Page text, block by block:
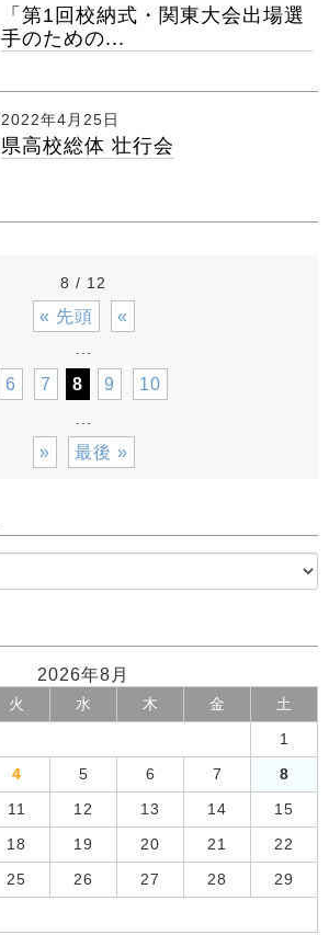
「第1回校納式・関東大会出場選
手のための...
2022年4月25日
県高校総体 壮行会
8 / 12
« 先頭 «
6 7 8 9 10
» 最後 »
2026年8月
火 水 木 金 土
1
4 5 6 7 8
11 12 13 14 15
18 19 20 21 22
25 26 27 28 29